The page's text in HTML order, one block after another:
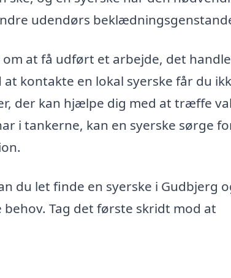
udendørs
at få udført et arbejde, det
kontakte en lokal syerske får du
der kan hjælpe dig med at træffe
i tankerne, kan en syerske sørge
du let finde en syerske i Gudbjerg
Tag det første skridt mod at